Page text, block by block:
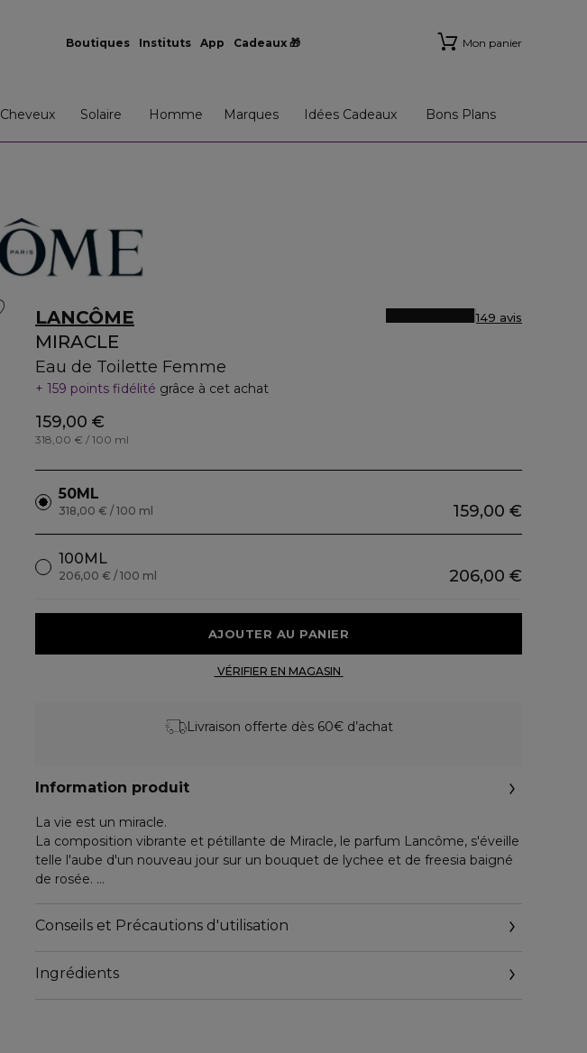
Boutiques Instituts App Cadeaux 🎁 Mon panier
Cheveux Solaire Homme Marques Idées Cadeaux Bons Plans
LANCÔME
MIRACLE
Eau de Toilette Femme
149 avis
159 points fidélité grâce à cet achat
159,00 €
318,00 € / 100 ml
50ML
159,00 €
318,00 € / 100 ml
100ML
206,00 €
206,00 € / 100 ml
Livraison offerte dès 60€ d’achat
Information produit
La vie est un miracle.
La composition vibrante et pétillante de Miracle, le parfum Lancôme, s'éveille
telle l'aube d'un nouveau jour sur un bouquet de lychee et de freesia baigné
de rosée.
Son cœur d'épices se mêle aux notes de magnolia, jasmin, gingembre et
poivre quand son sillage vous enveloppe dans la sensualité de l'ambre et du
Conseils et Précautions d'utilisation
Ingrédients